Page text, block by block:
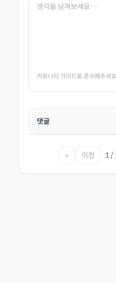
커뮤니티 가이드를 준수해주세요
댓글
« 이전 1 /